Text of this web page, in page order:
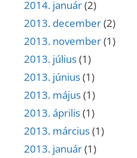
2014. január(2)
2013. december(2)
2013. november(1)
2013. július(1)
2013. június(1)
2013. május(1)
2013. április(1)
2013. március(1)
2013. január(1)